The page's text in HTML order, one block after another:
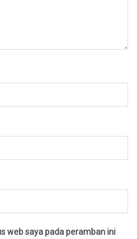
web saya pada peramban ini